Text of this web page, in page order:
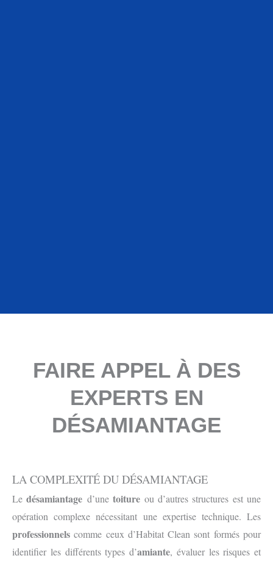
FAIRE APPEL À DES
EXPERTS EN
DÉSAMIANTAGE
LA COMPLEXITÉ DU DÉSAMIANTAGE
Ledésamiantage d’unetoiture ou d’autres structures est une
opération complexe nécessitant une expertise technique. Les
professionnels comme ceux d’Habitat Clean sont formés pour
identifier les différents types d’amiante, évaluer les risques et